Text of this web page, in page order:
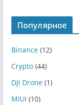
Популярное
Binance(12)
Crypto(44)
DJI Drone(1)
MIUI (10)